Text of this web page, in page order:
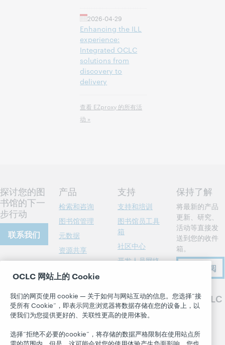
2026-04-29
Enhancing the ILL
experience:
Integrated OCLC
solutions from
discovery to
delivery
查看 EZproxy 的所有活
动 »
探讨您的图
书馆的下一
步行动
联系我们
关于
关于 OCLC
职业
尊重与归属感
领导团队
产品
检索和咨询
图书馆管理
元数据
资源共享
所有产品和服务
了解
研究
活动
支持
支持和培训
图书馆员工具
箱
社区中心
开发人员网络
博客
Next 博客
Hanging
保持了解
将最新的产品
更新、研究、
活动等直接发
送到您的收件
箱。
现在订阅
关注 OCLC
OCLC 网站上的 Cookie
我们的网页使用 cookie — 关于如何与网站互动的信息。您选择“接
受所有 Cookie”，即表示同意浏览器将数据存储在您的设备上，以
便我们为您提供更好的、关联性更高的使用体验。
选择“拒绝不必要的cookie”，将存储的数据严格限制在使用站点所
需的范围内。但是，这可能会对您的使用体验产生负面影响。您也